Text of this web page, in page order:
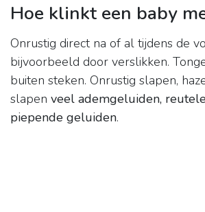
Hoe klinkt een baby
Onrustig direct na of al tijdens de
bijvoorbeeld door verslikken.
buiten steken. Onrustig slapen,
slapen veel ademgeluiden,
piepende geluiden.